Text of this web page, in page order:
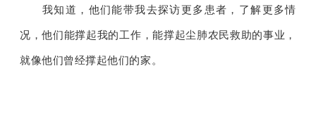
我知道，他们能带我去探访更多患者，了解更多情
况，他们能撑起我的工作，能撑起尘肺农民救助的事业，
就像他们曾经撑起他们的家。